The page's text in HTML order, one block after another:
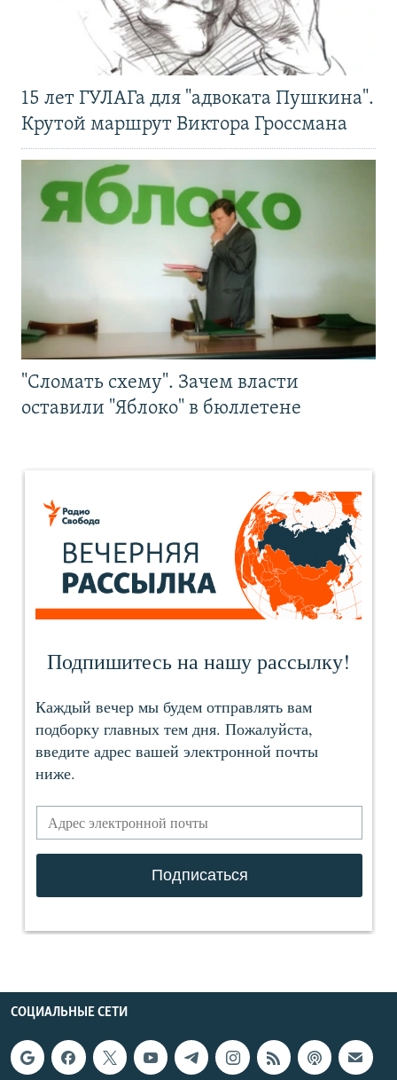
15 лет ГУЛАГа для "адвоката Пушкина".
Крутой маршрут Виктора Гроссмана
"Сломать схему". Зачем власти
оставили "Яблоко" в бюллетене
СОЦИАЛЬНЫЕ СЕТИ